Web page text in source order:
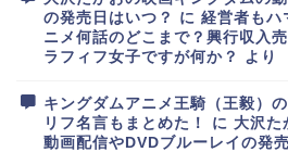
の発売日はいつ？
に 経営者もハ
ニメ何話のどこまで？興行収入
ラフィフ女子ですが何か？
より
キングダムアニメ王騎（王毅）
リフ名言もまとめた！
に 大沢た
動画配信やDVDブルーレイの発